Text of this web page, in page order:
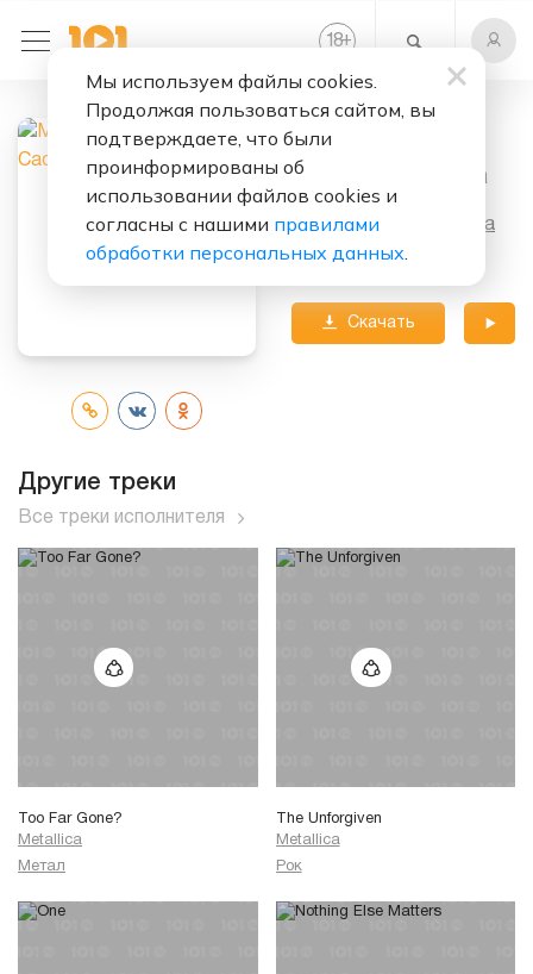
18+
Слушать бесплатно
Sabbra Cadabra
Исполнитель: Metallica
Скачать
Другие треки
Все треки исполнителя
Too Far Gone?
Metallica
Метал
The Unforgiven
Metallica
Рок
Мы используем файлы cookies.
Продолжая пользоваться сайтом, вы
подтверждаете, что были
проинформированы об
использовании файлов cookies и
согласны с нашими правилами
обработки персональных данных.